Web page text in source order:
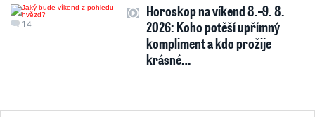
14
Horoskop na víkend 8.–9. 8.
2026: Koho potěší upřímný
kompliment a kdo prožije
krásné…